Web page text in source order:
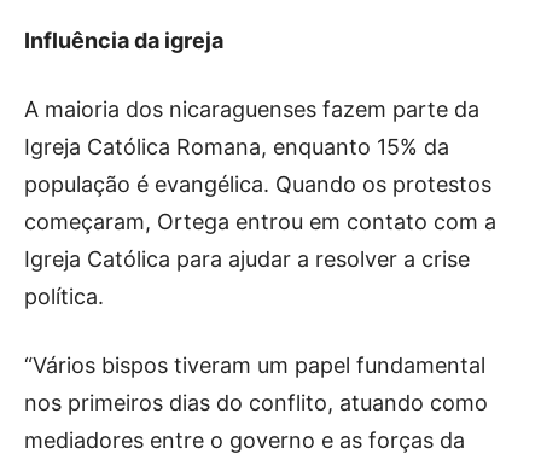
Influência da igreja
A maioria dos nicaraguenses fazem parte da
Igreja Católica Romana, enquanto 15% da
população é evangélica. Quando os protestos
começaram, Ortega entrou em contato com a
Igreja Católica para ajudar a resolver a crise
política.
“Vários bispos tiveram um papel fundamental
nos primeiros dias do conflito, atuando como
mediadores entre o governo e as forças da